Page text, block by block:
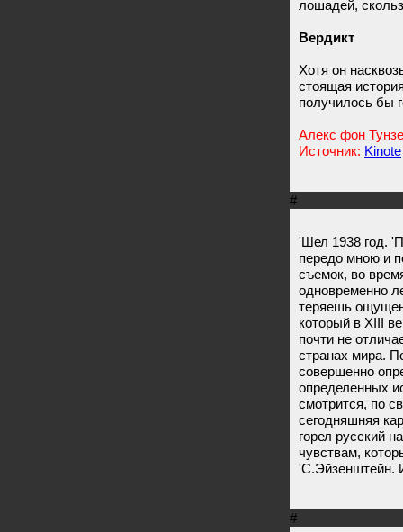
лошадей,
Вердикт
Хотя он
стоящая
получилось бы
Алекс фон
Источник: Kinote
#
'Шел 1938 год.
передо мною и
съемок, во
одновременно
теряешь
который в XIII
почти не
странах мира.
совершенно
определенных
смотрится, по
сегодняшняя
горел русский
чувствам,
'С.Эйзенштейн.
#